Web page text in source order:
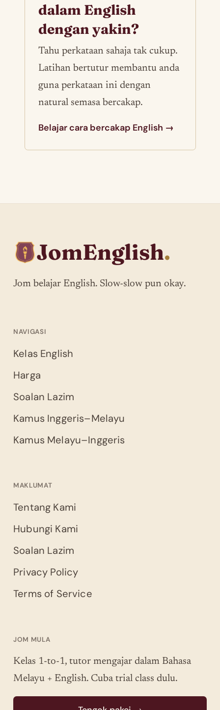
dalam English
dengan yakin?
Tahu perkataan sahaja tak cukup.
Latihan bertutur membantu anda
guna perkataan ini dengan
natural semasa bercakap.
Belajar cara bercakap English →
JomEnglish.
Jom belajar English. Slow-slow pun okay.
NAVIGASI
Kelas English
Harga
Soalan Lazim
Kamus Inggeris–Melayu
Kamus Melayu–Inggeris
MAKLUMAT
Tentang Kami
Hubungi Kami
Soalan Lazim
Privacy Policy
Terms of Service
JOM MULA
Kelas 1-to-1, tutor mengajar dalam Bahasa
Melayu + English. Cuba trial class dulu.